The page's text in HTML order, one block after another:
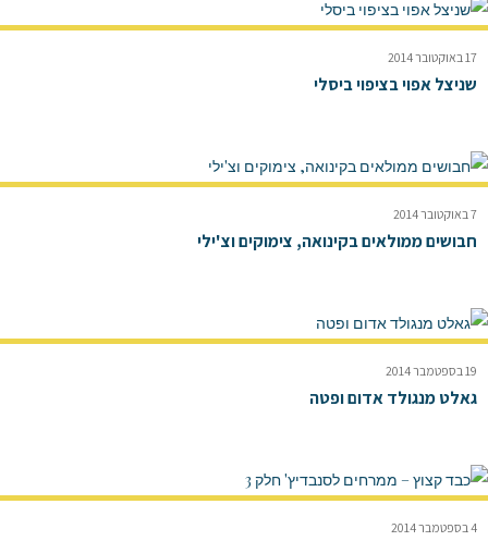
17 באוקטובר 2014
שניצל אפוי בציפוי ביסלי
7 באוקטובר 2014
חבושים ממולאים בקינואה, צימוקים וצ'ילי
19 בספטמבר 2014
גאלט מנגולד אדום ופטה
4 בספטמבר 2014